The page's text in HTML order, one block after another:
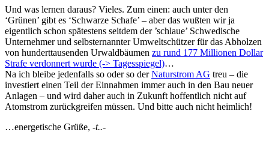
Und was lernen daraus? Vieles. Zum einen: auch unter den
‘Grünen’ gibt es ‘Schwarze Schafe’ – aber das wußten wir ja
eigentlich schon spätestens seitdem der ’schlaue’ Schwedische
Unternehmer und selbsternannter Umweltschützer für das Abholzen
von hunderttausenden Urwaldbäumen zu rund 177 Millionen Dollar
Strafe verdonnert wurde (-> Tagesspiegel)…
Na ich bleibe jedenfalls so oder so derNaturstrom AG treu – die
investiert einen Teil der Einnahmen immer auch in den Bau neuer
Anlagen – und wird daher auch in Zukunft hoffentlich nicht auf
Atomstrom zurückgreifen müssen. Und bitte auch nicht heimlich!
…energetische Grüße, -t..-